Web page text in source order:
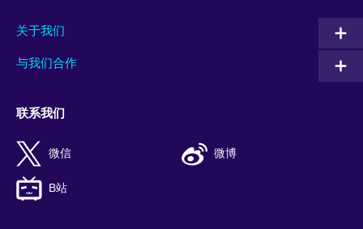
关于我们
与我们合作
联系我们
微信 微博
B站